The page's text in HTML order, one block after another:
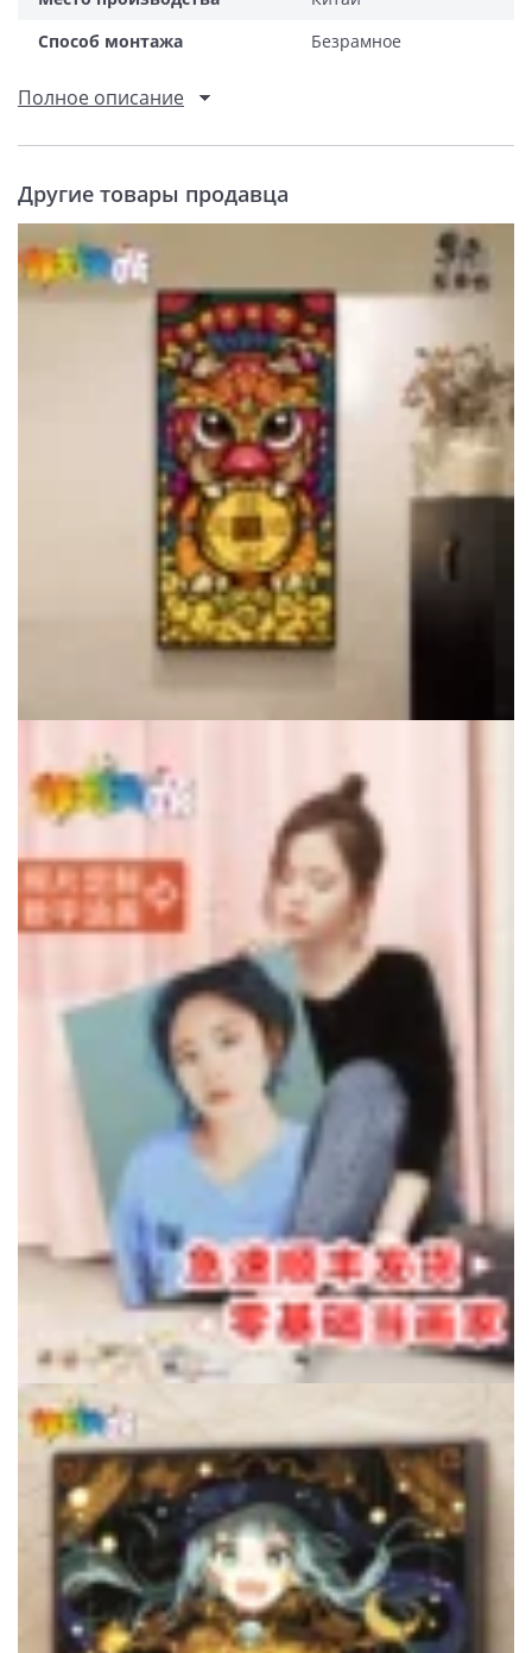
Способ монтажа
Безрамное
Полное описание
Другие товары продавца